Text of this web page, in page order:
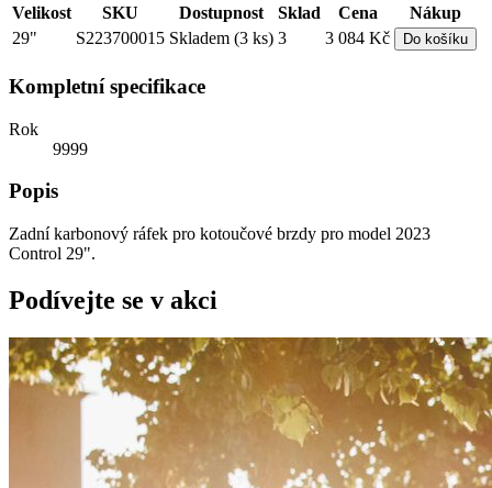
Velikost SKU Dostupnost Sklad Cena
Nákup
29"
S223700015 Skladem (3 ks) 3 3 084 Kč Do košíku
Kompletní specifikace
Rok
9999
Popis
Zadní karbonový ráfek pro kotoučové brzdy pro model 2023
Control 29".
Podívejte se v akci